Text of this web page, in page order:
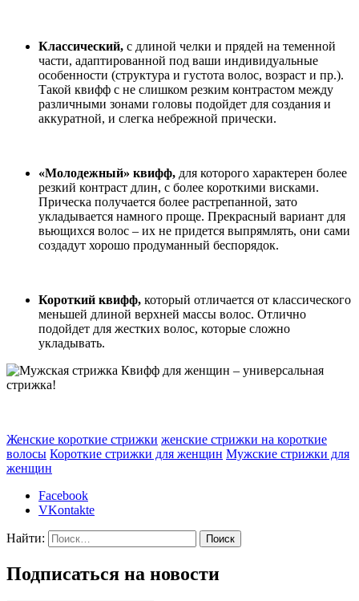
Классический, с длиной челки и прядей на теменной
части, адаптированной под ваши индивидуальные
особенности (структура и густота волос, возраст и пр.).
Такой квифф с не слишком резким контрастом между
различными зонами головы подойдет для создания и
аккуратной, и слегка небрежной прически.
«Молодежный» квифф, для которого характерен более
резкий контраст длин, с более короткими висками.
Прическа получается более растрепанной, зато
укладывается намного проще. Прекрасный вариант для
вьющихся волос – их не придется выпрямлять, они сами
создадут хорошо продуманный беспорядок.
Короткий квифф, который отличается от классического
меньшей длиной верхней массы волос. Отлично
подойдет для жестких волос, которые сложно
укладывать.
Женские короткие стрижки женские стрижки на короткие
волосы Короткие стрижки для женщин Мужские стрижки для
женщин
Facebook
VKontakte
Найти:
Подписаться на новости